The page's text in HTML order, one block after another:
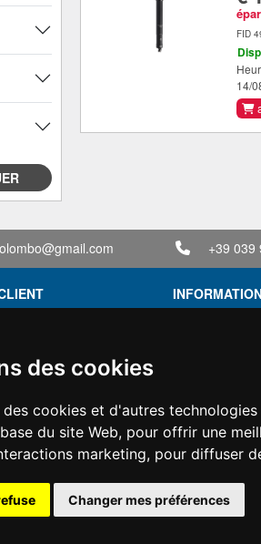
des cookies
des cookies et d'autres
du site Web, pour offrir une
marketing, pour diffuser
Changer mes préférences
FID
14/
+39 039
la livraison
TVA
Financement
Occasion